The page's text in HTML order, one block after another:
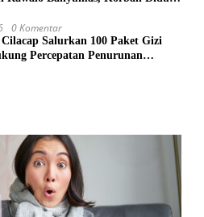
0 Komentar
Salurkan 100 Paket Gizi
Percepatan Penurunan